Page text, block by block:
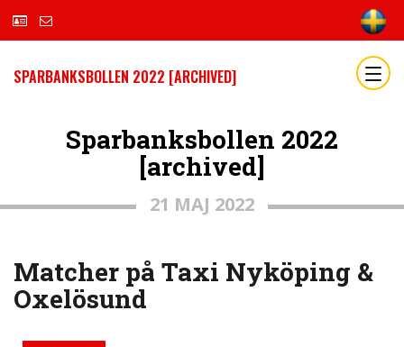
SPARBANKSBOLLEN 2022 [ARCHIVED]
Sparbanksbollen 2022
[archived]
21 MAJ 2022
Matcher på Taxi Nyköping &
Oxelösund